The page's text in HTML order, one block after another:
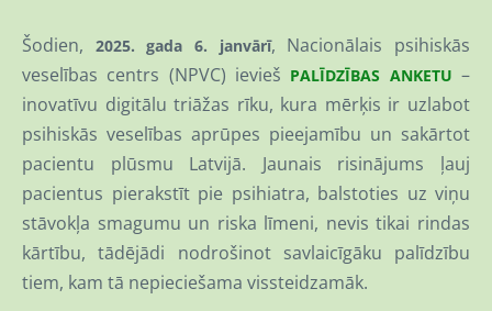
Šodien, 2025. gada 6. janvārī, Nacionālais psihiskās
veselības centrs (NPVC) ievieš PALĪDZĪBAS ANKETU –
inovatīvu digitālu triāžas rīku, kura mērķis ir uzlabot
psihiskās veselības aprūpes pieejamību un sakārtot
pacientu plūsmu Latvijā. Jaunais risinājums ļauj
pacientus pierakstīt pie psihiatra, balstoties uz viņu
stāvokļa smagumu un riska līmeni, nevis tikai rindas
kārtību, tādējādi nodrošinot savlaicīgāku palīdzību
tiem, kam tā nepieciešama vissteidzamāk.